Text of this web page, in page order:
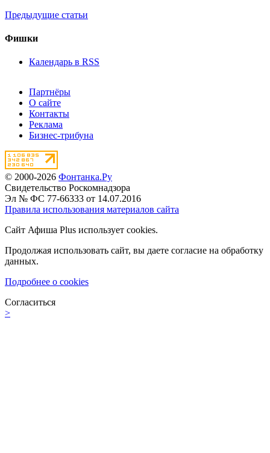
Предыдущие статьи
Фишки
Календарь в RSS
Партнёры
О сайте
Контакты
Реклама
Бизнес-трибуна
© 2000-2026 Фонтанка.Ру
Свидетельство Роскомнадзора
Эл № ФС 77-66333 от 14.07.2016
Правила использования материалов сайта
Сайт Афиша Plus использует cookies.
Продолжая использовать сайт, вы даете согласие на обработку
данных.
Подробнее о cookies
Согласиться
>